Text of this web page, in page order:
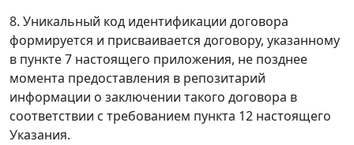
8. Уникальный код идентификации договора
формируется и присваивается договору, указанному
в пункте 7 настоящего приложения, не позднее
момента предоставления в репозитарий
информации о заключении такого договора в
соответствии с требованием пункта 12 настоящего
Указания.